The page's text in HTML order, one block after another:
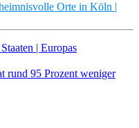
Orte in Köln |
| Europas
rund 95 Prozent weniger